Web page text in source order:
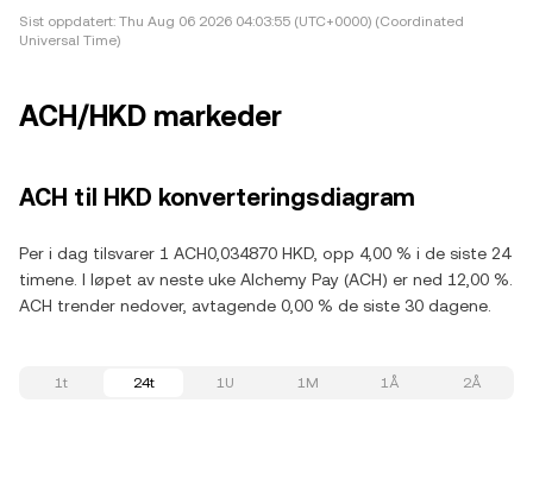
Sist oppdatert: Thu Aug 06 2026 04:03:55 (UTC+0000) (Coordinated
Universal Time)
ACH/HKD markeder
ACH til HKD konverteringsdiagram
Per i dag tilsvarer 1 ACH0,034870 HKD, opp 4,00 % i de siste 24
timene. I løpet av neste uke Alchemy Pay (ACH) er ned 12,00 %.
ACH trender nedover, avtagende 0,00 % de siste 30 dagene.
1t 24t 1U 1M 1Å 2Å